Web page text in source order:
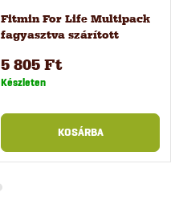
Fitmin For Life Multipack
fagyasztva szárított
5 805 Ft
Készleten
KOSÁRBA